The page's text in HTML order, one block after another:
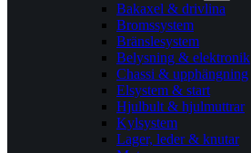
Bakaxel & drivlina
Bromssystem
Bränslesystem
Belysning & elektronik
Chassi & upphängning
Elsystem & start
Hjulbult & hjulmuttrar
Kylsystem
Lager, leder & knutar